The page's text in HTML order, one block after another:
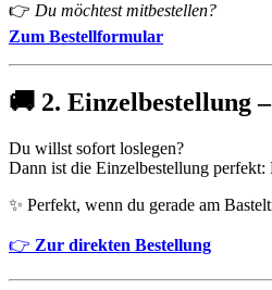
👉 Du möchtest mitbestellen?
Zum Bestellformular
🚚 2. Einzelbestellung
Du willst sofort loslegen?
Dann ist die Einzelbestellung
✨ Perfekt, wenn du gerade am
👉 Zur direkten Bestellung